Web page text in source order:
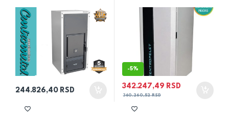
244.826,40 RSD
-5%
342.247,49 RSD
360.260,52RSD